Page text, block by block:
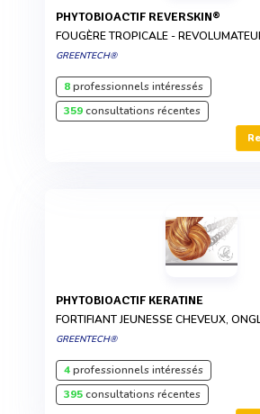
PHYTOBIOACTIF REVERSKIN®
FOUGÈRE TROPICALE -
GREENTECH®
8professionnels intéressés
359consultations récentes
PHYTOBIOACTIF KERATINE
FORTIFIANT JEUNESSE CHEVEUX,
GREENTECH®
4professionnels intéressés
395consultations récentes